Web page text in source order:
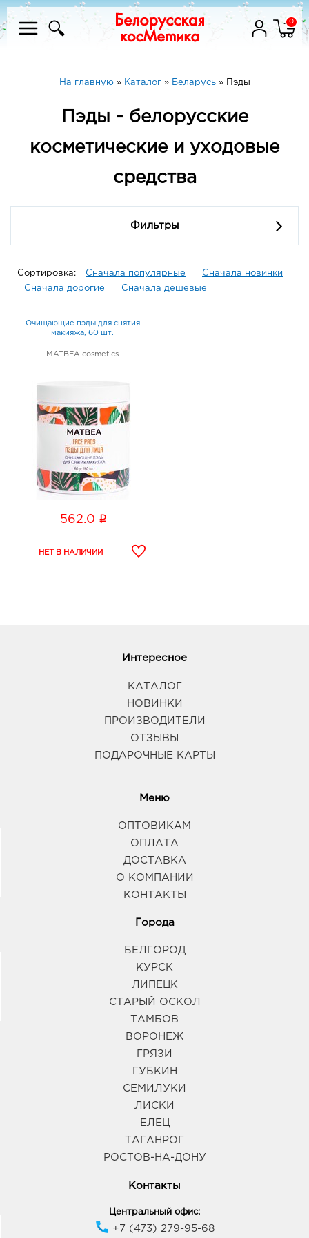
0
На главную» Каталог» Беларусь» Пэды
Пэды - белорусские
косметические и уходовые
средства
Фильтры
Сортировка: Сначала популярные
Сначала новинки
Сначала дорогие
Сначала дешевые
Очищающие пэды для снятия
макияжа, 60 шт.
MATBEA cosmetics
562.0 i
Интересное
КАТАЛОГ
НОВИНКИ
ПРОИЗВОДИТЕЛИ
ОТЗЫВЫ
ПОДАРОЧНЫЕ КАРТЫ
Меню
ОПТОВИКАМ
ОПЛАТА
ДОСТАВКА
О КОМПАНИИ
КОНТАКТЫ
Города
БЕЛГОРОД
КУРСК
ЛИПЕЦК
СТАРЫЙ ОСКОЛ
ТАМБОВ
ВОРОНЕЖ
ГРЯЗИ
ГУБКИН
СЕМИЛУКИ
ЛИСКИ
ЕЛЕЦ
ТАГАНРОГ
РОСТОВ-НА-ДОНУ
Контакты
Центральный офис:
+7 (473) 279-95-68